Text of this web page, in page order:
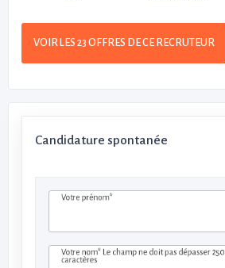
VOIR LES 23 OFFRES DE CE RECRUTEUR
Candidature spontanée
Votre prénom*
Votre nom* Le champ ne doit pas dépasser 250
caractères